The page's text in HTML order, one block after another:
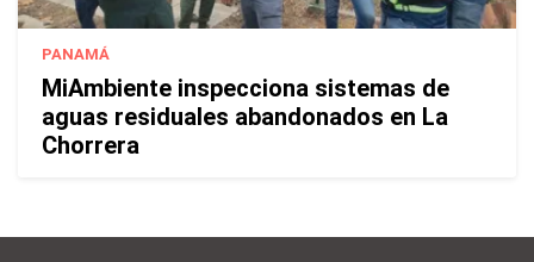
PANAMÁ
MiAmbiente inspecciona sistemas de
aguas residuales abandonados en La
Chorrera